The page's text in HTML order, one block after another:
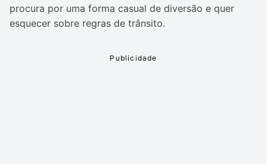
procura por uma forma casual de diversão e quer
esquecer sobre regras de trânsito.